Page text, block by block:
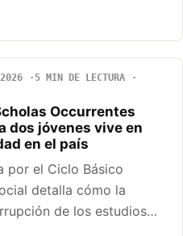
5 MIN DE LECTURA
Occurrentes
dos jóvenes vive en
en el país
por el Ciclo Básico
detalla cómo la
de los estudios…